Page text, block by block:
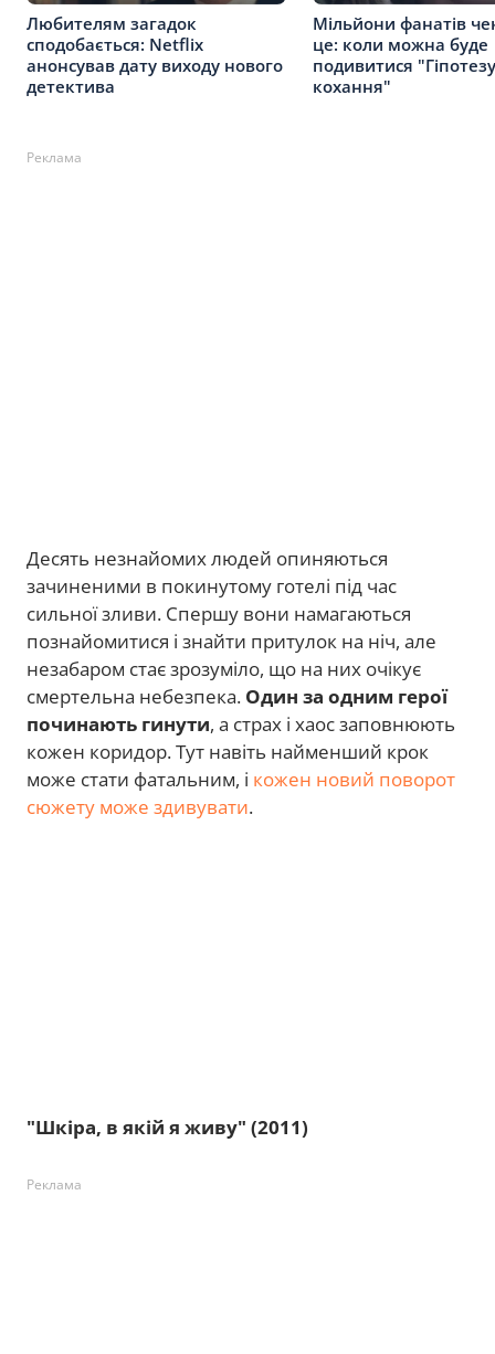
Любителям загадок
сподобається: Netflix
анонсував дату виходу нового
детектива
Мільйони фанатів
це: коли можна буде
подивитися "Гіпотезу
кохання"
Реклама
Десять незнайомих людей опиняються
зачиненими в покинутому готелі під час
сильної зливи. Спершу вони намагаються
познайомитися і знайти притулок на ніч, але
незабаром стає зрозуміло, що на них очікує
смертельна небезпека. Один за одним герої
починають гинути, а страх і хаос заповнюють
кожен коридор. Тут навіть найменший крок
може стати фатальним, і кожен новий поворот
сюжету може здивувати.
"Шкіра, в якій я живу" (2011)
Реклама